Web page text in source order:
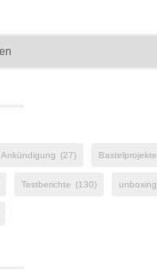
Ankündigung (27) Bastelprojekte
Testberichte (130) unboxing